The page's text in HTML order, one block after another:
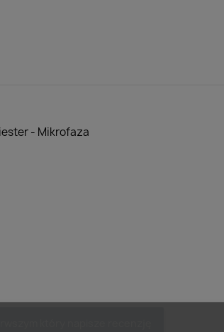
- Mikrofaza
który napisze recenzję